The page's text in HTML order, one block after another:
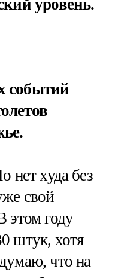
уровень.
событий
нет худа без
свой
этом году
штук, хотя
что на